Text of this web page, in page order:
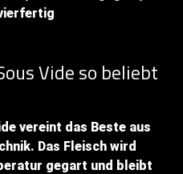
Vide so beliebt
vereint das Beste aus
Das Fleisch wird
gegart und bleibt